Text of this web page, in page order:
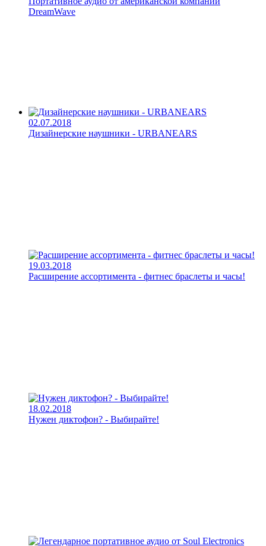
DreamWave
02.07.2018
Дизайнерские наушники - URBANEARS
19.03.2018
Расширение ассортимента - фитнес браслеты и часы!
18.02.2018
Нужен диктофон? - Выбирайте!